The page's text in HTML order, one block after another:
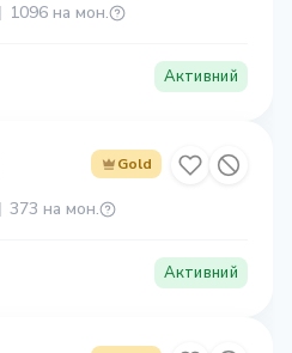
1096 на мон.
Активний
Gold
373 на мон.
Активний